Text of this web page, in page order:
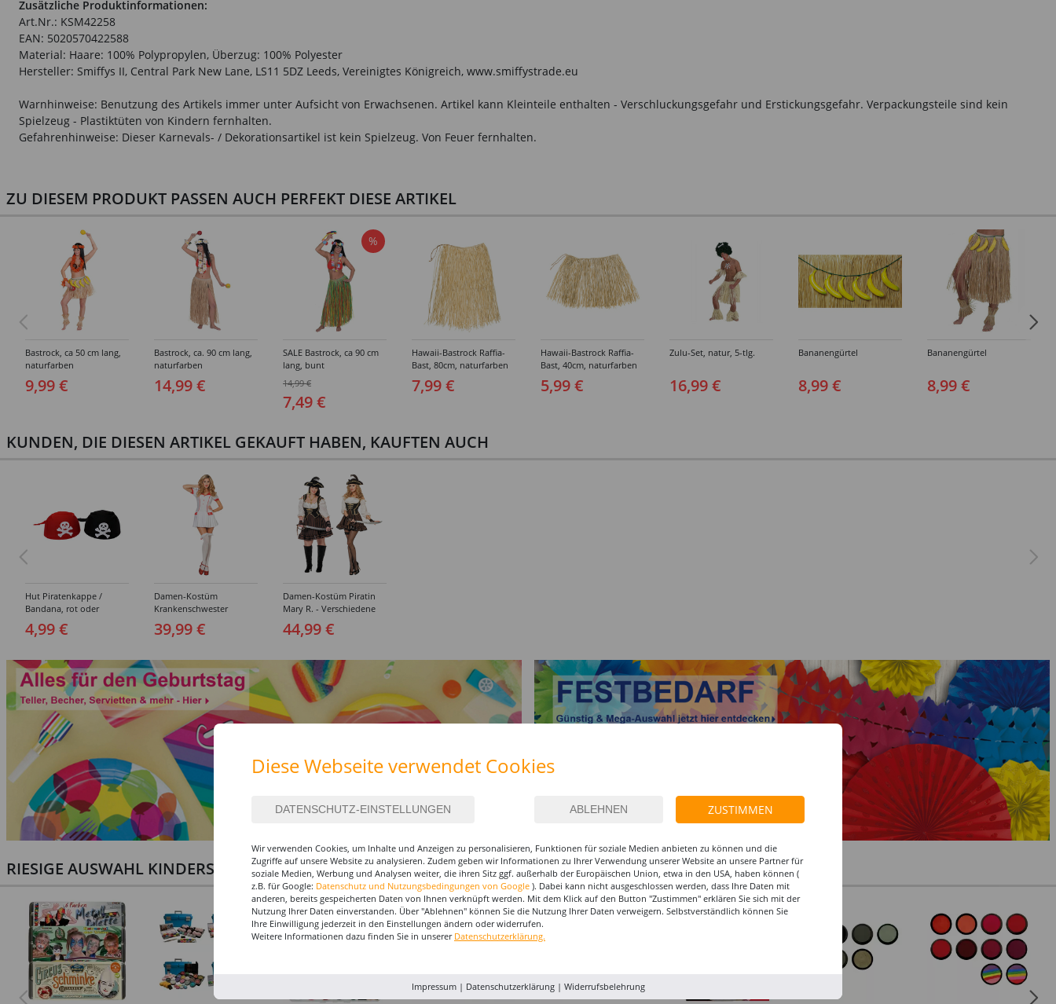
Zusätzliche Produktinformationen:
Art.Nr.: KSM42258
EAN: 5020570422588
Material: Haare: 100% Polypropylen, Überzug: 100% Polyester
Hersteller: Smiffys II, Central Park New Lane, LS11 5DZ Leeds, Vereinigtes Königreich, www.smiffystrade.eu
Warnhinweise: Benutzung des Artikels immer unter Aufsicht von Erwachsenen. Artikel kann Kleinteile enthalten - Verschluckungsgefahr und Erstickungsgefahr. Verpackungsteile sind kein
Spielzeug - Plastiktüten von Kindern fernhalten.
Gefahrenhinweise: Dieser Karnevals- / Dekorationsartikel ist kein Spielzeug. Von Feuer fernhalten.
ZU DIESEM PRODUKT PASSEN AUCH PERFEKT DIESE ARTIKEL
Bastrock, ca 50 cm lang,
naturfarben
9,99 €
Bastrock, ca. 90 cm lang,
naturfarben
14,99 €
%
SALE Bastrock, ca 90 cm
lang, bunt
14,99 €
7,49 €
Hawaii-Bastrock Raffia-
Bast, 80cm, naturfarben
7,99 €
Hawaii-Bastrock Raffia-
Bast, 40cm, naturfarben
5,99 €
Zulu-Set, natur, 5-tlg.
16,99 €
Bananengürtel
8,99 €
Bananengürtel
8,99 €
KUNDEN, DIE DIESEN ARTIKEL GEKAUFT HABEN, KAUFTEN AUCH
Hut Piratenkappe /
Bandana, rot oder
schwarz
4,99 €
Damen-Kostüm
Krankenschwester
Anneliese - Verschiedene
Größen (34-46)
39,99 €
Damen-Kostüm Piratin
Mary R. - Verschiedene
Größen (36-56)
44,99 €
RIESIGE AUSWAHL KINDERSCHMINKEN, PROFI-MAKE-UP & ZUBEHÖR
% % % %
Diese Webseite verwendet Cookies
ZUSTIMMEN
Wir verwenden Cookies, um Inhalte und Anzeigen zu personalisieren, Funktionen für soziale Medien anbieten zu können und die
Zugriffe auf unsere Website zu analysieren. Zudem geben wir Informationen zu Ihrer Verwendung unserer Website an unsere Partner für
soziale Medien, Werbung und Analysen weiter, die ihren Sitz ggf. außerhalb der Europäischen Union, etwa in den USA, haben können (
z.B. für Google: Datenschutz und Nutzungsbedingungen von Google ). Dabei kann nicht ausgeschlossen werden, dass Ihre Daten mit
anderen, bereits gespeicherten Daten von Ihnen verknüpft werden. Mit dem Klick auf den Button "Zustimmen" erklären Sie sich mit der
Nutzung Ihrer Daten einverstanden. Über "Ablehnen" können Sie die Nutzung Ihrer Daten verweigern. Selbstverständlich können Sie
Ihre Einwilligung jederzeit in den Einstellungen ändern oder widerrufen.
Weitere Informationen dazu finden Sie in unserer Datenschutzerklärung.
Impressum| Datenschutzerklärung| Widerrufsbelehrung